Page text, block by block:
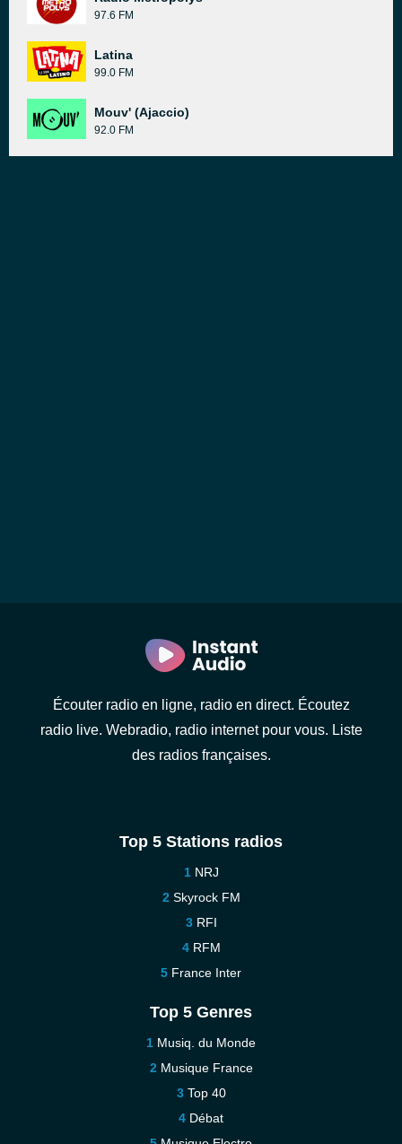
97.6 FM
Latina
99.0 FM
Mouv' (Ajaccio)
92.0 FM
Écouter radio en ligne, radio en direct. Écoutez
radio live. Webradio, radio internet pour vous. Liste
des radios françaises.
Top 5 Stations radios
NRJ
Skyrock FM
RFI
RFM
France Inter
Top 5 Genres
Musiq. du Monde
Musique France
Top 40
Débat